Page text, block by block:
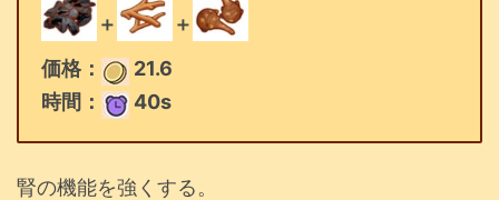
＋
＋
価格：
21.6
時間：
40s
腎の機能を強くする。